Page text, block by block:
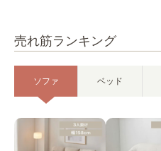
売れ筋ランキング
ソファ ベッド